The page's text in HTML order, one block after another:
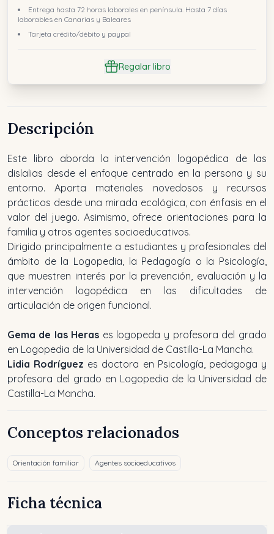
Entrega hasta 72 horas laborales en península. Hasta 7 días
laborables en Canarias y Baleares
Tarjeta crédito/débito y paypal
Regalar libro
Descripción
Este libro aborda la intervención logopédica de las
dislalias desde el enfoque centrado en la persona y su
entorno. Aporta materiales novedosos y recursos
prácticos desde una mirada ecológica, con énfasis en el
valor del juego. Asimismo, ofrece orientaciones para la
familia y otros agentes socioeducativos.
Dirigido principalmente a estudiantes y profesionales del
ámbito de la Logopedia, la Pedagogía o la Psicología,
que muestren interés por la prevención, evaluación y la
intervención logopédica en las dificultades de
articulación de origen funcional.
Gema de las Heras es logopeda y profesora del grado
en Logopedia de la Universidad de Castilla-La Mancha.
Lidia Rodríguez es doctora en Psicología, pedagoga y
profesora del grado en Logopedia de la Universidad de
Castilla-La Mancha.
Conceptos relacionados
Orientación familiar Agentes socioeducativos
Ficha técnica